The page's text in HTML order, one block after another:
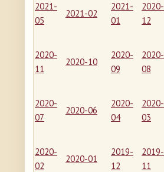
2021-
05
2021-02
2021-
01
2020-
12
2020-
11
2020-10
2020-
09
2020-
08
2020-
07
2020-06
2020-
04
2020-
03
2020-
02
2020-01
2019-
12
2019-
11